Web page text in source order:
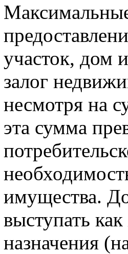
участок, дом
залог
несмотря на
эта сумма
имущества.
выступать
назначения